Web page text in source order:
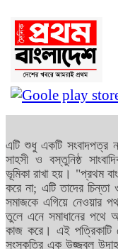
এটি শুধু একটি সংবাদপত্র
সাহসী ও বস্তুনিষ্ঠ
ভূমিকা রাখা হয়। "প্রথম
করে না; এটি তাদের চিন্তা
সমাজকে এগিয়ে নেওয়ার
তুলে এনে সমাধানের পথে
কাজ করে। এই পত্রিকাটি
সংস্কৃতির এক উজ্জ্বল